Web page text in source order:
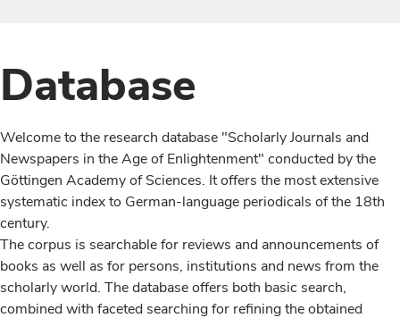
Database
Welcome to the research database "Scholarly Journals and
Newspapers in the Age of Enlightenment" conducted by the
Göttingen Academy of Sciences. It offers the most extensive
systematic index to German-language periodicals of the 18th
century.
The corpus is searchable for reviews and announcements of
books as well as for persons, institutions and news from the
scholarly world. The database offers both basic search,
combined with faceted searching for refining the obtained